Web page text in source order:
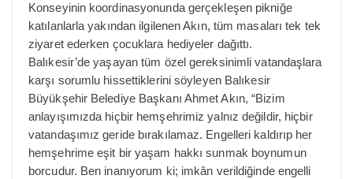
Konseyinin koordinasyonunda gerçekleşen pikniğe
katılanlarla yakından ilgilenen Akın, tüm masaları tek tek
ziyaret ederken çocuklara hediyeler dağıttı.
Balıkesir’de yaşayan tüm özel gereksinimli vatandaşlara
karşı sorumlu hissettiklerini söyleyen Balıkesir
Büyükşehir Belediye Başkanı Ahmet Akın, “Bizim
anlayışımızda hiçbir hemşehrimiz yalnız değildir, hiçbir
vatandaşımız geride bırakılamaz. Engelleri kaldırıp her
hemşehrime eşit bir yaşam hakkı sunmak boynumun
borcudur. Ben inanıyorum ki; imkân verildiğinde engelli